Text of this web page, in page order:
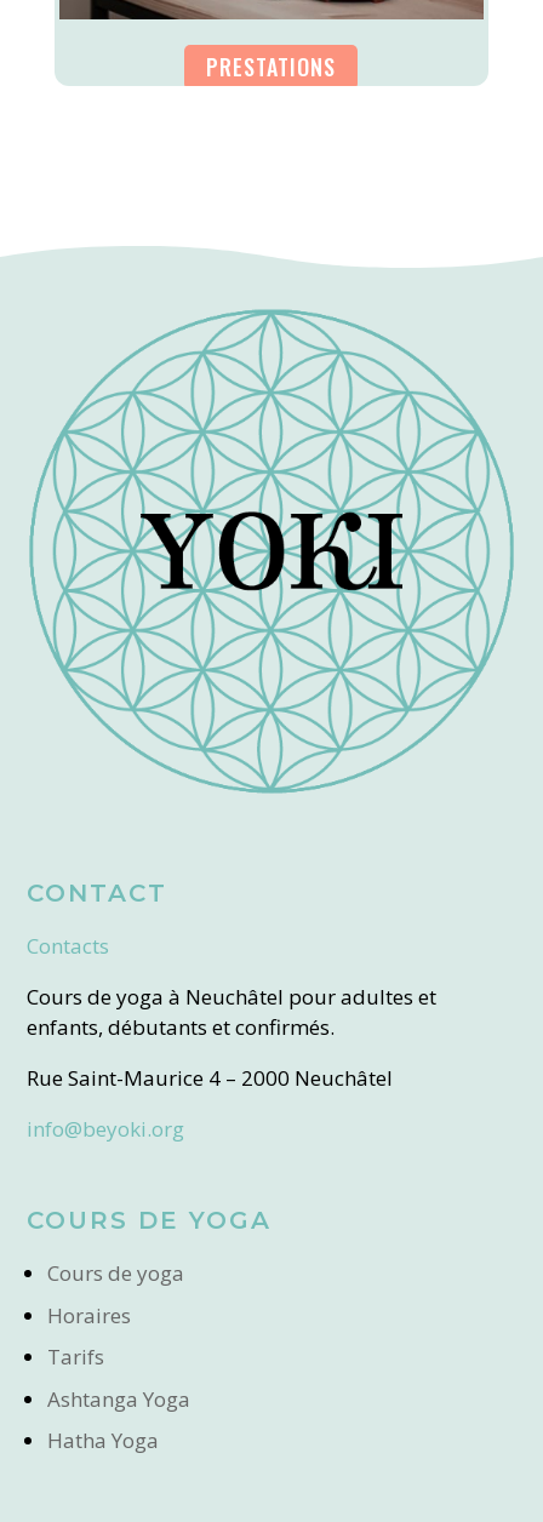
PRESTATIONS
CONTACT
Contacts
Cours de yoga à Neuchâtel pour adultes et
enfants, débutants et confirmés.
Rue Saint-Maurice 4 – 2000 Neuchâtel
info@beyoki.org
COURS DE YOGA
Cours de yoga
Horaires
Tarifs
Ashtanga Yoga
Hatha Yoga